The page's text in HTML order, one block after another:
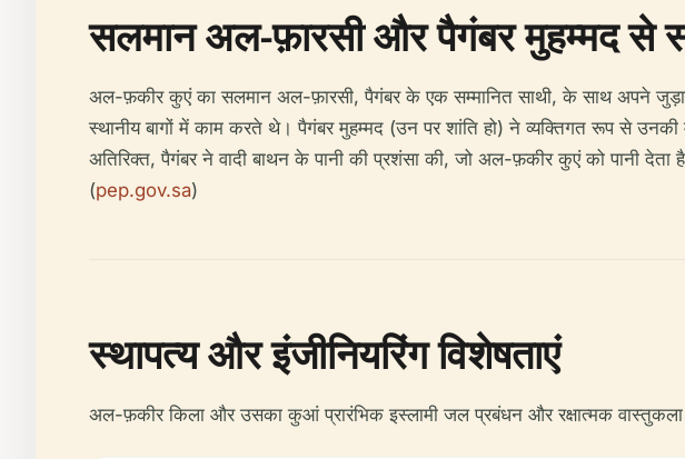
सलमान अल-फ़ारसी और पैगंबर मुहम्मद से
अल-फ़कीर कुएं का सलमान अल-फ़ारसी, पैगंबर के एक सम्मानित साथी, के साथ अपने
स्थानीय बागों में काम करते थे। पैगंबर मुहम्मद (उन पर शांति हो) ने व्यक्तिगत रूप से
अतिरिक्त, पैगंबर ने वादी बाथन के पानी की प्रशंसा की, जो अल-फ़कीर कुएं को पानी
(pep.gov.sa)
स्थापत्य और इंजीनियरिंग विशेषताएं
अल-फ़कीर किला और उसका कुआं प्रारंभिक इस्लामी जल प्रबंधन और रक्षात्मक